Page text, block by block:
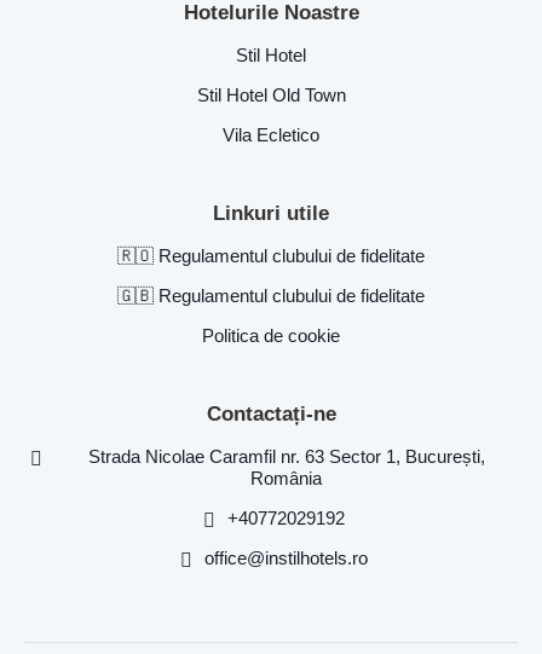
Hotelurile Noastre
Stil Hotel
Stil Hotel Old Town
Vila Ecletico
Linkuri utile
🇷🇴 Regulamentul clubului de fidelitate
🇬🇧 Regulamentul clubului de fidelitate
Politica de cookie
Contactați-ne
Strada Nicolae Caramfil nr. 63 Sector 1, București,
România
+40772029192
office@instilhotels.ro